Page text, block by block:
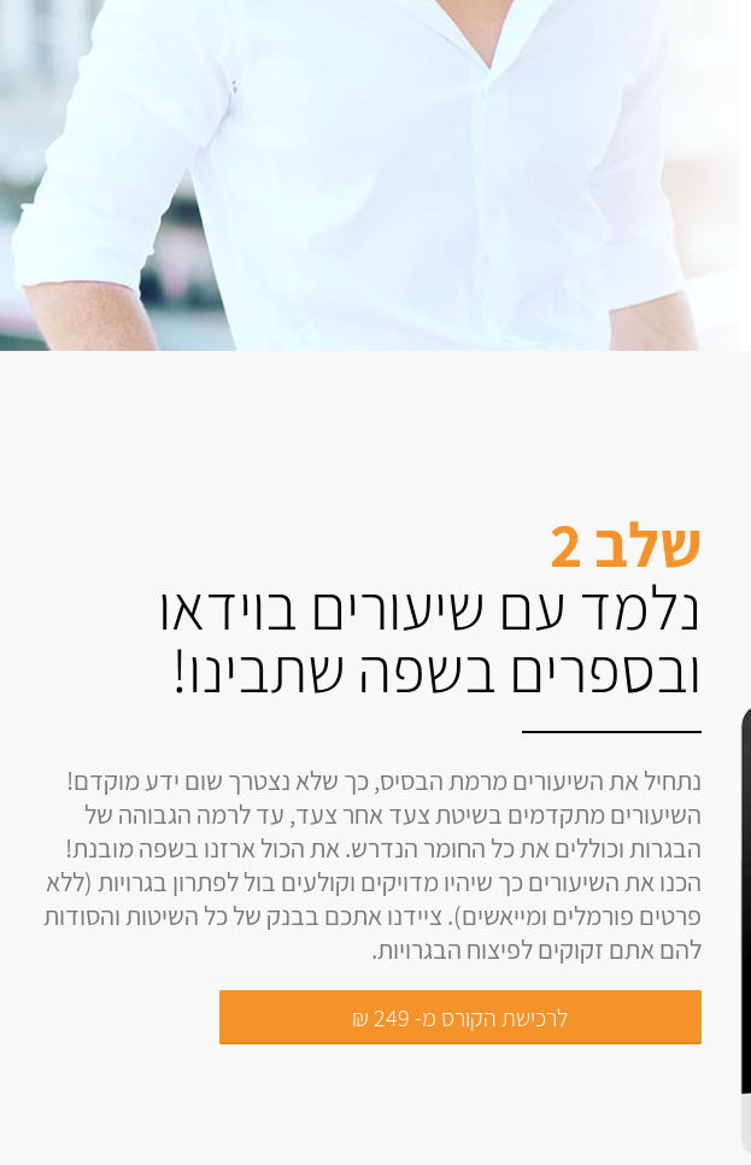
שלב 2
נלמד עם שיעורים בוידאו
ובספרים בשפה שתבינו!
נתחיל את השיעורים מרמת הבסיס, כך שלא נצטרך שום ידע מוקדם!
השיעורים מתקדמים בשיטת צעד אחר צעד, עד לרמה הגבוהה של
הבגרות וכוללים את כל החומר הנדרש. את הכול ארזנו בשפה מובנת!
הכנו את השיעורים כך שיהיו מדויקים וקולעים בול לפתרון בגרויות (ללא
פרטים פורמלים ומייאשים). ציידנו אתכם בבנק של כל השיטות והסודות
להם אתם זקוקים לפיצוח הבגרויות.
לרכישת הקורס מ- 249 ₪